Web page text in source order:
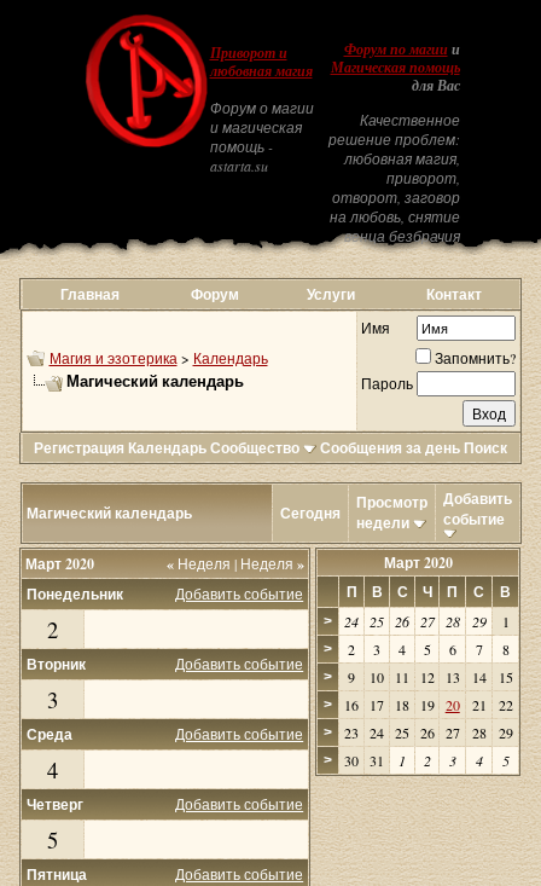
Приворот и
любовная магия
Форум о магии
и магическая
помощь -
astarta.su
Форум по магиии
Магическая помощь
для Вас
Качественное
решение проблем:
любовная магия,
приворот,
отворот, заговор
на любовь, снятие
венца безбрачия
Главная Форум Услуги Контакт
Магия и эзотерика > Календарь
Магический календарь
Имя
Запомнить?
Пароль
Регистрация КалендарьСообщество Сообщения за день Поиск
Магический календарь Сегодня
Просмотр
недели
Добавить
событие
« Неделя | Неделя»
Март 2020
Добавить событие
Понедельник
2
Добавить событие
Вторник
3
Добавить событие
Среда
4
Добавить событие
Четверг
5
Добавить событие
Пятница
Март 2020
П
В С Ч П С В
> 24 25 26 27 28 29 1
> 2 3 4 5 6 7 8
> 9 10 11 12 13 14 15
> 16 17 18 19 20 21 22
> 23 24 25 26 27 28 29
> 30 31 1 2 3 4 5